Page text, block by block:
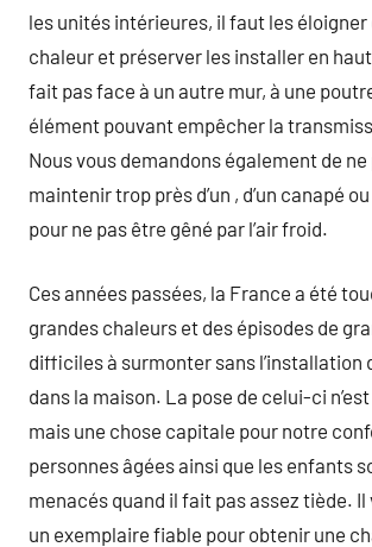
les unités intérieures, il faut les éloigner
chaleur et préserver les installer en haut
fait pas face à un autre mur, à une
élément pouvant empêcher la
Nous vous demandons également de ne
maintenir trop près d’un , d’un canapé
pour ne pas être gêné par l’air froid.
Ces années passées, la France a été
grandes chaleurs et des épisodes de
difficiles à surmonter sans l’installation
dans la maison. La pose de celui-ci
mais une chose capitale pour notre
personnes âgées ainsi que les enfants
menacés quand il fait pas assez tiède.
un exemplaire fiable pour obtenir une